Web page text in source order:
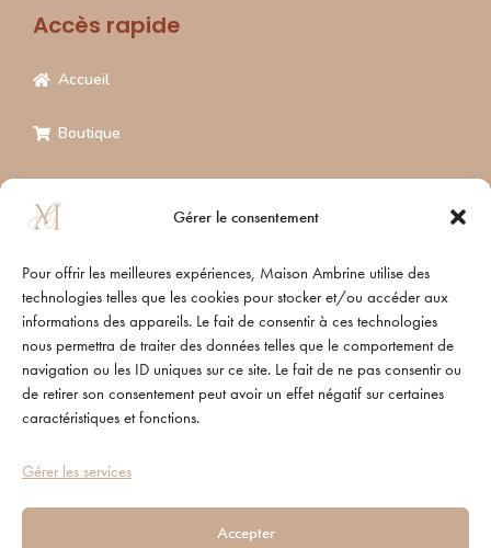
Gérer le consentement
Pour offrir les meilleures expériences, Maison Ambrine utilise des
technologies telles que les cookies pour stocker et/ou accéder aux
informations des appareils. Le fait de consentir à ces technologies
nous permettra de traiter des données telles que le comportement de
navigation ou les ID uniques sur ce site. Le fait de ne pas consentir ou
de retirer son consentement peut avoir un effet négatif sur certaines
caractéristiques et fonctions.
Gérer les services
Accepter
Accès rapide
Accueil
Boutique
A propos
Infos et contact
Maison Ambrine
Politique de confidentialité